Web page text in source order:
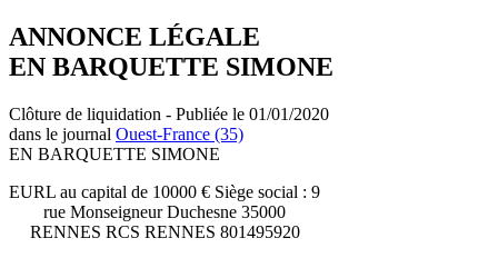
ANNONCE LÉGALE
EN BARQUETTE SIMONE
Clôture de liquidation - Publiée le 01/01/2020
dans le journal Ouest-France (35)
EN BARQUETTE SIMONE
EURL au capital de 10000 € Siège social : 9
rue Monseigneur Duchesne 35000
RENNES RCS RENNES 801495920